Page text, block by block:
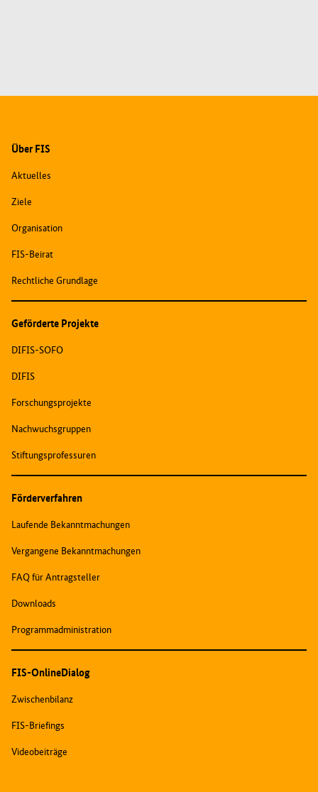
Über FIS
Aktuelles
Ziele
Organisation
FIS-Beirat
Rechtliche Grundlage
Geförderte Projekte
DIFIS-SOFO
DIFIS
Forschungsprojekte
Nachwuchsgruppen
Stiftungsprofessuren
Förderverfahren
Laufende Bekanntmachungen
Vergangene Bekanntmachungen
FAQ für Antragsteller
Downloads
Programmadministration
FIS-OnlineDialog
Zwischenbilanz
FIS-Briefings
Videobeiträge